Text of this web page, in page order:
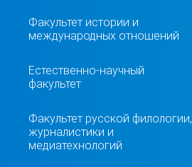
Факультет истории и
международных отношений
Естественно-научный
факультет
Факультет русской филологии,
журналистики и
медиатехнологий